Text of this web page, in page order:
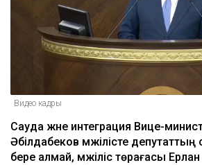
Видео кадры
Сауда және интеграция Вице-
Әбілдабеков мәжілісте
бере алмай, мәжіліс төрағасы